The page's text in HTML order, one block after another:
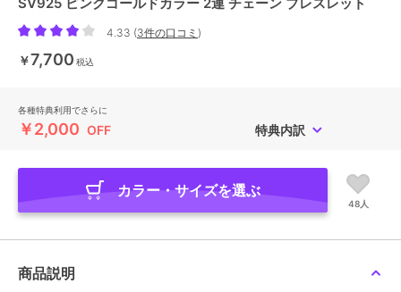
4.33 (3件の口コミ )
￥7,700 税込
各種特典利用でさらに
￥2,000 OFF 特典内訳
カラー・サイズを選ぶ
48人
商品説明